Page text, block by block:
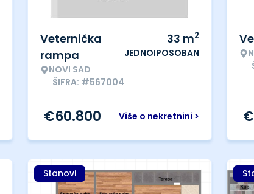
Veternička
rampa
NOVI SAD
ŠIFRA: #567004
33 m2
JEDNOIPOSOBAN
Više o nekretnini >
€60.800 €
Stanovi